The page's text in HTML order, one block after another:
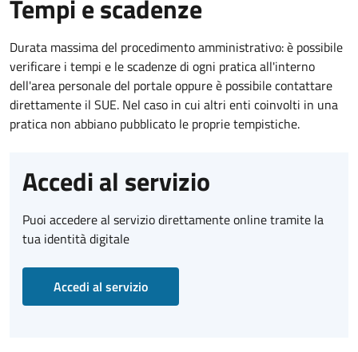
Tempi e scadenze
Durata massima del procedimento amministrativo: è possibile
verificare i tempi e le scadenze di ogni pratica all'interno
dell'area personale del portale oppure è possibile contattare
direttamente il SUE. Nel caso in cui altri enti coinvolti in una
pratica non abbiano pubblicato le proprie tempistiche.
Accedi al servizio
Puoi accedere al servizio direttamente online tramite la
tua identità digitale
Accedi al servizio